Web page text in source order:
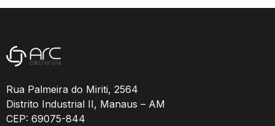
Rua Palmeira do Miriti, 2564
Distrito Industrial II, Manaus – AM
CEP: 69075-844